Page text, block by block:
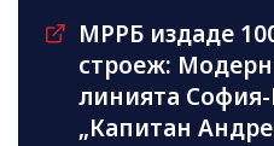
МРРБ издаде
строеж:
линията
„Капитан